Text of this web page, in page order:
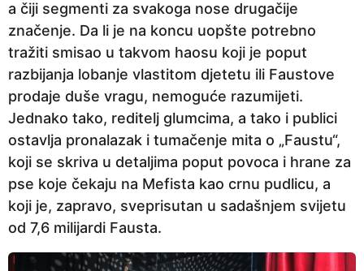
a čiji segmenti za svakoga nose drugačije
značenje. Da li je na koncu uopšte potrebno
tražiti smisao u takvom haosu koji je poput
razbijanja lobanje vlastitom djetetu ili Faustove
prodaje duše vragu, nemoguće razumijeti.
Jednako tako, reditelj glumcima, a tako i publici
ostavlja pronalazak i tumačenje mita o „Faustu“,
koji se skriva u detaljima poput povoca i hrane za
pse koje čekaju na Mefista kao crnu pudlicu, a
koji je, zapravo, sveprisutan u sadašnjem svijetu
od 7,6 milijardi Fausta.